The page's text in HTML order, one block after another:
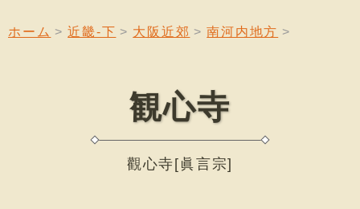
ホーム 近畿-下 大阪近郊 南河内地方
観心寺
觀心寺[眞言宗]